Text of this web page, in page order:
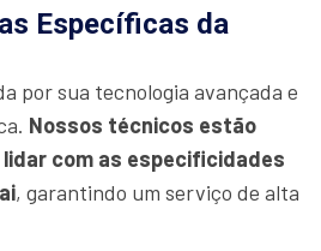
Específicas da
por sua tecnologia avançada e
Nossos técnicos estão
com as especificidades
, garantindo um serviço de alta